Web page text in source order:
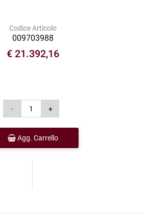
Codice Articolo
009703988
€ 21.392,16
Agg. Carrello